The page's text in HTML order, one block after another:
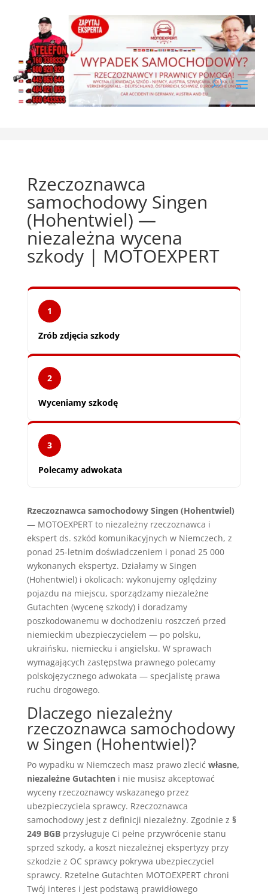
Rzeczoznawca
samochodowy Singen
(Hohentwiel) —
niezależna wycena
szkody | MOTOEXPERT
1
Zrób zdjęcia szkody
2
Wyceniamy szkodę
3
Polecamy adwokata
Rzeczoznawca samochodowy Singen (Hohentwiel)
— MOTOEXPERT to niezależny rzeczoznawca i
ekspert ds. szkód komunikacyjnych w Niemczech, z
ponad 25-letnim doświadczeniem i ponad 25 000
wykonanych ekspertyz. Działamy w Singen
(Hohentwiel) i okolicach: wykonujemy oględziny
pojazdu na miejscu, sporządzamy niezależne
Gutachten (wycenę szkody) i doradzamy
poszkodowanemu w dochodzeniu roszczeń przed
niemieckim ubezpieczycielem — po polsku,
ukraińsku, niemiecku i angielsku. W sprawach
wymagających zastępstwa prawnego polecamy
polskojęzycznego adwokata — specjalistę prawa
ruchu drogowego.
Dlaczego niezależny
rzeczoznawca samochodowy
w Singen (Hohentwiel)?
Po wypadku w Niemczech masz prawo zlecić własne,
niezależne Gutachteni nie musisz akceptować
wyceny rzeczoznawcy wskazanego przez
ubezpieczyciela sprawcy. Rzeczoznawca
samochodowy jest z definicji niezależny. Zgodnie z §
249 BGBprzysługuje Ci pełne przywrócenie stanu
sprzed szkody, a koszt niezależnej ekspertyzy przy
szkodzie z OC sprawcy pokrywa ubezpieczyciel
sprawcy. Rzetelne Gutachten MOTOEXPERT chroni
Twój interes i jest podstawą prawidłowego